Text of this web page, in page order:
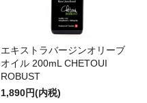
エキストラバージンオリーブ
オイル 200mL CHETOUI
ROBUST
1,890円(内税)